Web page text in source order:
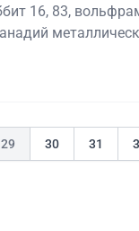
16, 83,
29 30 31